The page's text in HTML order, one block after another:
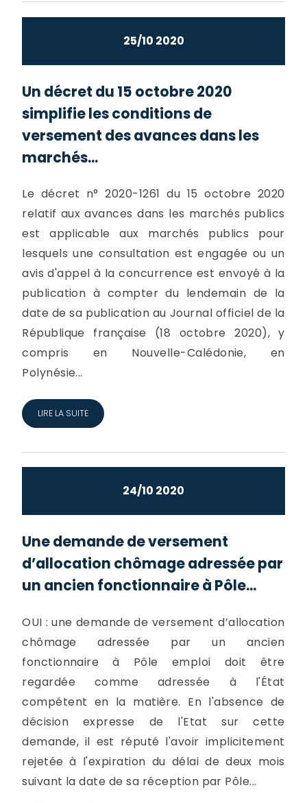
25/10 2020
Un décret du 15 octobre 2020
simplifie les conditions de
versement des avances dans les
marchés...
Le décret n° 2020-1261 du 15 octobre 2020
relatif aux avances dans les marchés publics
est applicable aux marchés publics pour
lesquels une consultation est engagée ou un
avis d'appel à la concurrence est envoyé à la
publication à compter du lendemain de la
date de sa publication au Journal officiel de la
République française (18 octobre 2020), y
compris en Nouvelle-Calédonie, en
Polynésie...
LIRE LA SUITE
24/10 2020
Une demande de versement
d’allocation chômage adressée par
un ancien fonctionnaire à Pôle...
OUI : une demande de versement d’allocation
chômage adressée par un ancien
fonctionnaire à Pôle emploi doit être
regardée comme adressée à l'État
compétent en la matière. En l'absence de
décision expresse de l'Etat sur cette
demande, il est réputé l'avoir implicitement
rejetée à l'expiration du délai de deux mois
suivant la date de sa réception par Pôle...